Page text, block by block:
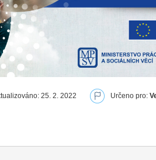
25. 2. 2022 Určeno pro: